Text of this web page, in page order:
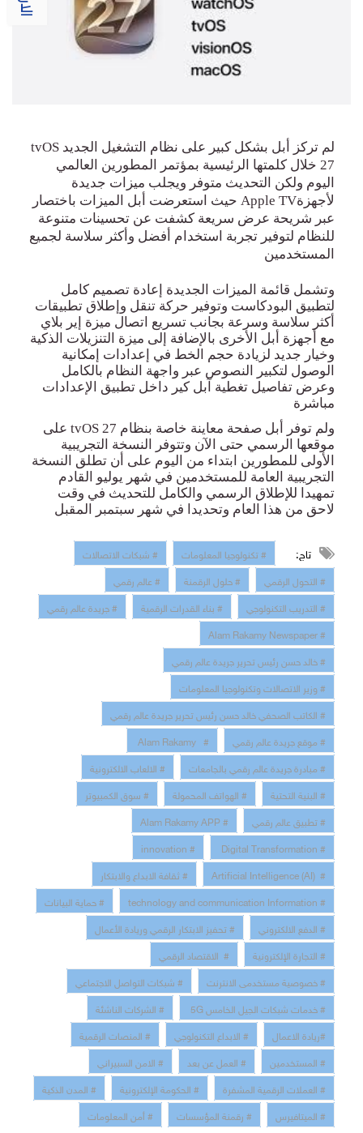
لم تركز أبل بشكل كبير على نظام التشغيل الجديد tvOS
27 خلال كلمتها الرئيسية بمؤتمر المطور ين العالمي
اليوم ولكن التحديث متوفر ويجلب ميزات جديدة
لأجهزةApple TV حيث استعرضت أبل الميزات باختصار
عبر شريحة عرض سريعة كشفت عن تحسينات متنوعة
للنظام لتوفير تجربة استخدام أفضل وأكثر سلاسة لجميع
المستخدمين
وتشمل قائمة الميزات الجديدة إعادة تصميم كامل
لتطبيق البودكاست وتوفير حركة تنقل وإطلاق تطبيقات
أكثر سلاسة وسرعة بجانب تسريع اتصال ميزة إير بلاي
مع أجهزة أبل الأخرى بالإضافة إلى ميزة التنزيلات الذكية
وخيار جديد لزيادة حجم الخط في إعدادات إمكانية
الوصول لتكبير النصوص عبر واجهة النظام بالكامل
وعرض تفاصيل تغطية آبل كير داخل تطبيق الإعدادات
مباشرة
ولم توفر أبل صفحة معاينة خاصة بنظام
على
موقعها الرسمي حتى الآن وتتوفر النسخة التجريبية
الأولى للمطورين ابتداء من اليوم على أن تطلق النسخة
التجريبية العامة للمستخدمين في شهر يوليو القادم
تمهيدا للإطلاق الرسمي والكامل للتحديث في وقت
لاحق من هذا العام وتحديدا في شهر سبتمبر المقبل
تاج: # تكنولوجيا المعلومات
# شبكات الاتصالات
# التحول الرقمي
# حلول الرقمنة
# عالم رقمي
# التدريب التكنولوجي
# بناء القدرات الرقمية
# جريدة عالم رقمي
# Alam Rakamy Newspaper
# خالد حسن رئيس تحرير جريدة عالم رقمي
# وزير الاتصالات وتكنولوجيا المعلومات
# الكاتب الصحفي خالد حسن رئيس تحرير جريدة عالم رقمي
# موقع جريدة عالم رقمي
# Alam Rakamy
# مبادرة جريدة عالم رقمي بالجامعات
# الالعاب الالكترونية
# البنية التحتية
# الهواتف المحمولة
# سوق الكمبيوتر
# تطبيق عالم رقمي
# Alam Rakamy APP
# Digital Transformation
# innovation
# Artificial Intelligence (AI)
# ثقافة الابداع والابتكار
# technology and communication Information
# حماية البيانات
# الدفع الالكتروني
# تحفيز الابتكار الرقمي وريادة الأعمال
# التجارة الإلكترونية
# الاقتصاد الرقمي
# خصوصية مستخدمى الانترنت
# شبكات التواصل الاجتماعي
# خدمات شبكات الجيل الخامس 5G
# الشركات الناشئة
#ريادة الاعمال
# الابداع التكنولوجي
# المنصات الرقمية
# المستخدمين
# العمل عن بعد
# الامن السبيراني
# العملات الرقمية المشفرة
# الحكومة الإلكترونية
# المدن الذكية
# الميتافيرس
# رقمنة المؤسسات # أمن المعلومات